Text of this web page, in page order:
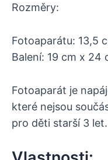
Rozměry:
Fotoaparátu: 13,5
Balení: 19 cm x 24
Fotoaparát je
které nejsou
pro děti starší 3 let.